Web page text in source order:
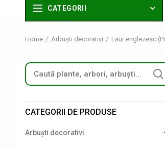
CATEGORII
Home Arbuști decorativi Laur englezesc
CATEGORII DE PRODUSE
Arbuști decorativi